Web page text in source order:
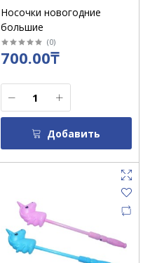
Носочки новогодние
большие
(0)
700.00₸
Добавить